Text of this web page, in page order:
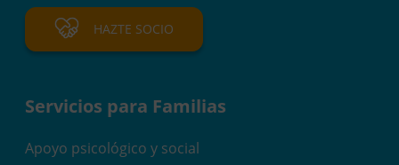
HAZTE SOCIO
Servicios para Familias
Apoyo psicológico y social